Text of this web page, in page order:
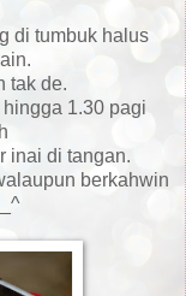
di tumbuk halus
tak de.
1.30 pagi
inai di tangan.
berkahwin